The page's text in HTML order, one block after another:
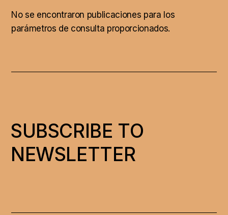
No se encontraron publicaciones para los
parámetros de consulta proporcionados.
SUBSCRIBE TO
NEWSLETTER